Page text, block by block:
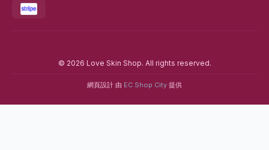
© 2026 Love Skin Shop. All rights reserved.
網頁設計 由 EC Shop City 提供